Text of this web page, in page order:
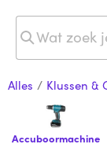
Alles / Klussen &
Accuboormachine